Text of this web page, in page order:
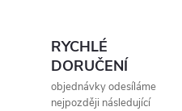
RYCHLÉ
DORUČENÍ
objednávky odesíláme
nejpozději následující